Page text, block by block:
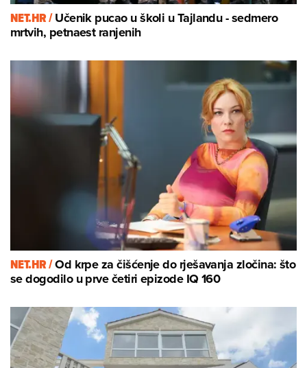
NET.HR /Učenik pucao u školi u Tajlandu - sedmero
mrtvih, petnaest ranjenih
NET.HR /Od krpe za čišćenje do rješavanja zločina: što
se dogodilo u prve četiri epizode IQ 160